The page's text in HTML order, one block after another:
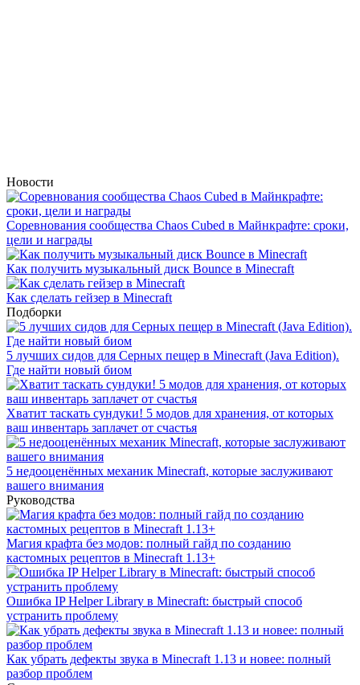
Новости
Соревнования сообщества Chaos Cubed в Майнкрафте: сроки,
цели и награды
Как получить музыкальный диск Bounce в Minecraft
Как сделать гейзер в Minecraft
Подборки
5 лучших сидов для Серных пещер в Minecraft (Java Edition).
Где найти новый биом
Хватит таскать сундуки! 5 модов для хранения, от которых
ваш инвентарь заплачет от счастья
5 недооценённых механик Minecraft, которые заслуживают
вашего внимания
Руководства
Магия крафта без модов: полный гайд по созданию
кастомных рецептов в Minecraft 1.13+
Ошибка IP Helper Library в Minecraft: быстрый способ
устранить проблему
Как убрать дефекты звука в Minecraft 1.13 и новее: полный
разбор проблем